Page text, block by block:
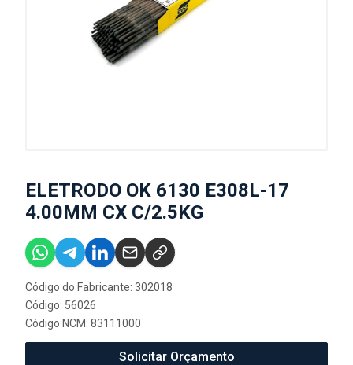
ELETRODO OK 6130 E308L-17
4.00MM CX C/2.5KG
Código do Fabricante: 302018
Código: 56026
Código NCM: 83111000
Solicitar Orçamento